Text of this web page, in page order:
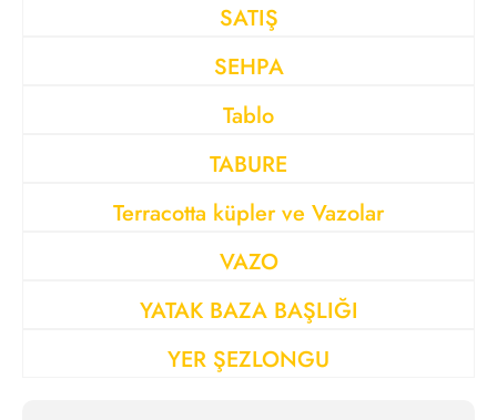
SATIŞ
SEHPA
Tablo
TABURE
Terracotta küpler ve Vazolar
VAZO
YATAK BAZA BAŞLIĞI
YER ŞEZLONGU